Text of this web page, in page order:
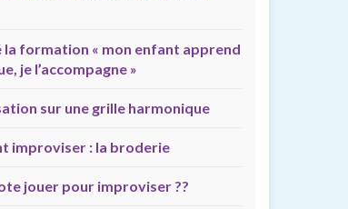
la formation « mon enfant apprend
je l’accompagne »
sur une grille harmonique
improviser : la broderie
jouer pour improviser ??